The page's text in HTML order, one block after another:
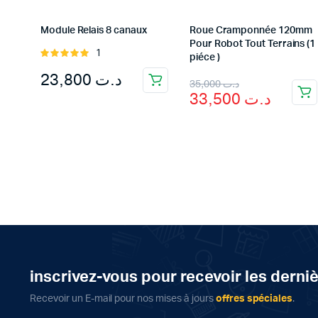
Module Relais 8 canaux
Rated
5
1
د.ت
Roue Cramponnée 120mm
Pour Robot Tout Terrains (1
piéce )
د.ت35,000
Original
price
د.ت
Current
price
inscrivez-vous pour recevoir les
Recevoir un E-mail pour nos mises à jours offres spéciales.